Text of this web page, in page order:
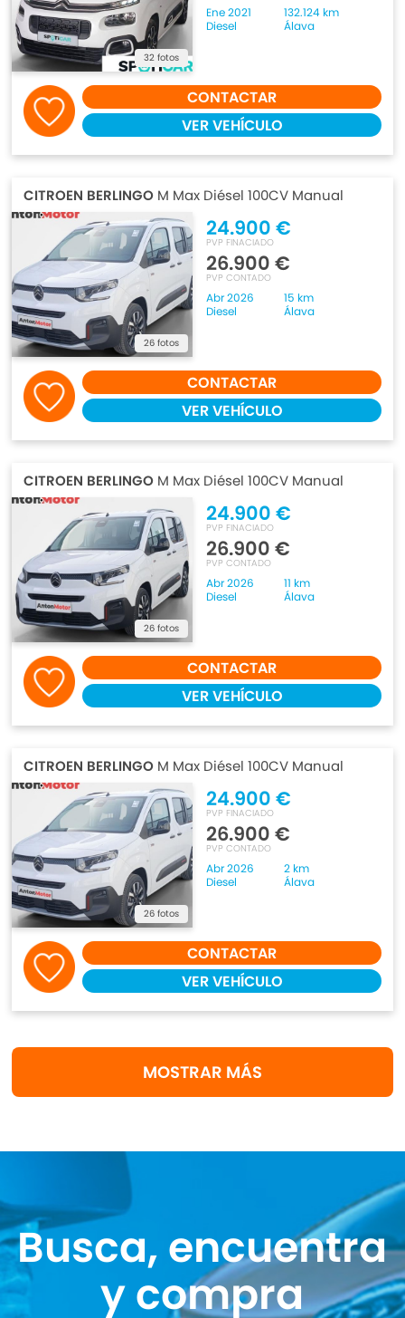
32 fotos
Ene 2021
132.124 km
Diesel
Álava
CONTACTAR
VER VEHÍCULO
CITROEN BERLINGO M Max Diésel 100CV Manual
26 fotos
24.900 €
PVP FINACIADO
26.900 €
PVP CONTADO
Abr 2026
15 km
Diesel
Álava
CONTACTAR
VER VEHÍCULO
CITROEN BERLINGO M Max Diésel 100CV Manual
26 fotos
24.900 €
PVP FINACIADO
26.900 €
PVP CONTADO
Abr 2026
11 km
Diesel
Álava
CONTACTAR
VER VEHÍCULO
CITROEN BERLINGO M Max Diésel 100CV Manual
26 fotos
24.900 €
PVP FINACIADO
26.900 €
PVP CONTADO
Abr 2026
2 km
Diesel
Álava
CONTACTAR
VER VEHÍCULO
MOSTRAR MÁS
Busca, encuentra
y compra